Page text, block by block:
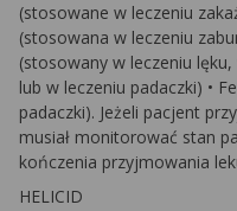
(stosowane w leczeniu
(stosowana w leczeniu
(stosowany w leczeniu
lub w leczeniu padaczki) •
padaczki). Jeżeli pacjent
musiał monitorować stan
kończenia przyjmowania
HELICID